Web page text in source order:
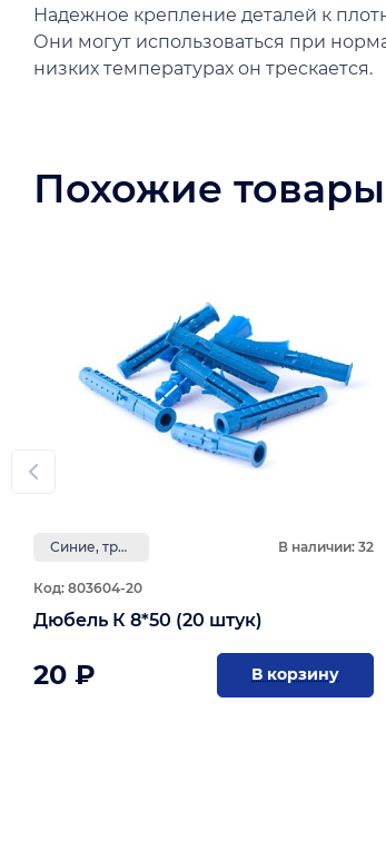
Надежное крепление деталей к
Они могут использоваться при
низких температурах он трескается.
Похожие товары
Синие, трёхраспорные, с усами В наличии: 32
Код: 803604-20
Дюбель К 8*50 (20 штук)
20 ₽ В корзину